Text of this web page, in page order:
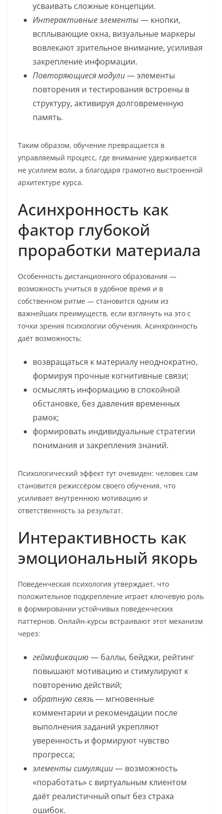
усваивать сложные концепции.
Интерактивные элементы — кнопки,
всплывающие окна, визуальные маркеры
вовлекают зрительное внимание, усиливая
закрепление информации.
Повторяющиеся модули— элементы
повторения и тестирования встроены в
структуру, активируя долговременную
память.
Таким образом, обучение превращается в
управляемый процесс, где внимание удерживается
не усилием воли, а благодаря грамотно выстроенной
архитектуре курса.
Асинхронность как
фактор глубокой
проработки материала
Особенность дистанционного образования —
возможность учиться в удобное время и в
собственном ритме — становится одним из
важнейших преимуществ, если взглянуть на это с
точки зрения психологии обучения. Асинхронность
даёт возможность:
возвращаться к материалу неоднократно,
формируя прочные когнитивные связи;
осмыслять информацию в спокойной
обстановке, без давления временных
рамок;
формировать индивидуальные стратегии
понимания и закрепления знаний.
Психологический эффект тут очевиден: человек сам
становится режиссёром своего обучения, что
усиливает внутреннюю мотивацию и
ответственность за результат.
Интерактивность как
эмоциональный якорь
Поведенческая психология утверждает, что
положительное подкрепление играет ключевую роль
в формировании устойчивых поведенческих
паттернов. Онлайн-курсы встраивают этот механизм
через:
геймификацию — баллы, бейджи, рейтинг
повышают мотивацию и стимулируют к
повторению действий;
обратную связь— мгновенные
комментарии и рекомендации после
выполнения заданий укрепляют
уверенность и формируют чувство
прогресса;
элементы симуляции— возможность
«поработать» с виртуальным клиентом
даёт реалистичный опыт без страха
ошибок.